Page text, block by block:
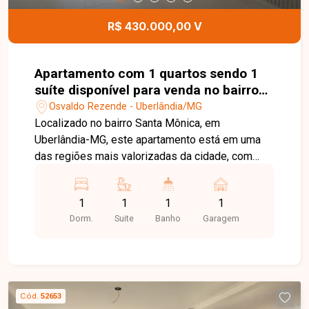
todos os detalhes deste empreendimento.
R$ 430.000,00 V
Apartamento com 1 quartos sendo 1
suíte disponível para venda no bairro
Santa Mônica em Uberlândia-MG
Osvaldo Rezende - Uberlândia/MG
Localizado no bairro Santa Mônica, em
Uberlândia-MG, este apartamento está em uma
das regiões mais valorizadas da cidade, com
principais avenidas. Além disso, está próximo a
universidades, supermercados, farmácias,
restaurantes, escolas e diversos comércios e
social, varanda gourmet com churrasqueira a gás,
infraestrutura com 02 pontos para instalação de
1
Dorm.
1
Suite
1
Banho
1
Garagem
Cód. 52653